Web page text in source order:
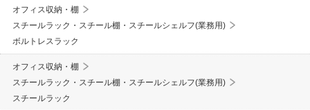
オフィス収納・棚
スチールラック・スチール棚・スチールシェルフ(業務用)
ボルトレスラック
オフィス収納・棚
スチールラック・スチール棚・スチールシェルフ(業務用)
スチールラック